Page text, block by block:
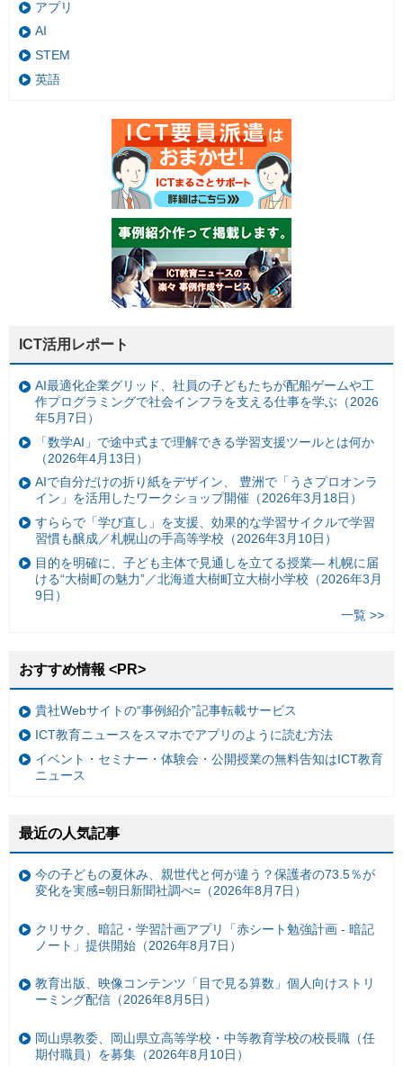
アプリ
AI
STEM
英語
ICT活用レポート
AI最適化企業グリッド、社員の子どもたちが配船ゲームや工
作プログラミングで社会インフラを支える仕事を学ぶ（2026
年5月7日）
「数学AI」で途中式まで理解できる学習支援ツールとは何か
（2026年4月13日）
AIで自分だけの折り紙をデザイン、 豊洲で「うさプロオンラ
イン」を活用したワークショップ開催（2026年3月18日）
すららで「学び直し」を支援、効果的な学習サイクルで学習
習慣も醸成／札幌山の手高等学校（2026年3月10日）
目的を明確に、子ども主体で見通しを立てる授業— 札幌に届
ける“大樹町の魅力”／北海道大樹町立大樹小学校（2026年3月
9日）
一覧 >>
おすすめ情報 <PR>
貴社Webサイトの“事例紹介”記事転載サービス
ICT教育ニュースをスマホでアプリのように読む方法
イベント・セミナー・体験会・公開授業の無料告知はICT教育
ニュース
最近の人気記事
今の子どもの夏休み、親世代と何が違う？保護者の73.5％が
変化を実感=朝日新聞社調べ=（2026年8月7日）
クリサク、暗記・学習計画アプリ「赤シート勉強計画 - 暗記
ノート」提供開始（2026年8月7日）
教育出版、映像コンテンツ「目で見る算数」個人向けストリ
ーミング配信（2026年8月5日）
岡山県教委、岡山県立高等学校・中等教育学校の校長職（任
期付職員）を募集（2026年8月10日）